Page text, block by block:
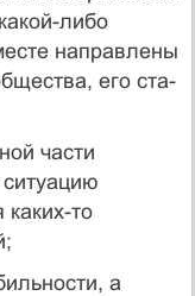
либо
направлены
его ста­
части
то
а